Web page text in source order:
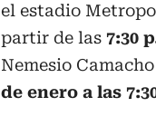
el estadio
partir de las 7:30
Nemesio
de enero a las